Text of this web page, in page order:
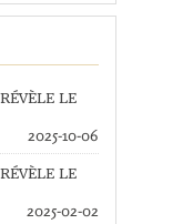
LE
2025-10-06
LE
2025-02-02